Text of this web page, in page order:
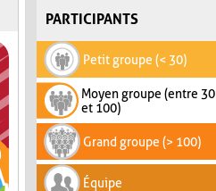
PARTICIPANTS
Petit groupe (< 30)
Moyen groupe (entre 30
et 100)
Grand groupe (> 100)
Équipe